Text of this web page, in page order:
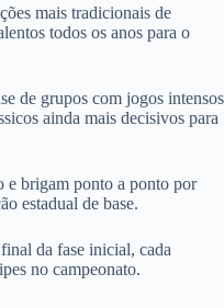
mais tradicionais de
todos os anos para o
de grupos com jogos intensos
ainda mais decisivos para
e brigam ponto a ponto por
estadual de base.
da fase inicial, cada
no campeonato.